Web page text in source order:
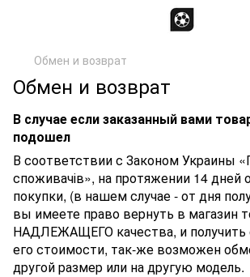
Обмен и возврат
Обмен и возврат
В случае если заказанный вами
подошел
В соответствии с Законом Украины
споживачів», на протяжении 14 дней
покупки, (в нашем случае - от дня
вы имеете право вернуть в магазин
НАДЛЕЖАЩЕГО качества, и получить
его стоимости, так-же возможен
другой размер или на другую модель.